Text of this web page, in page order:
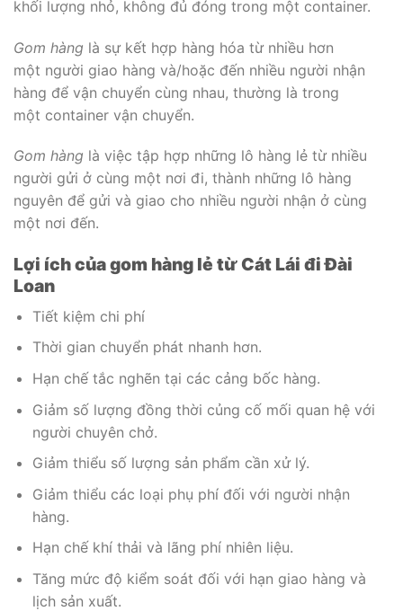
khối lượng nhỏ, không đủ đóng trong một container.
Gom hàng là sự kết hợp hàng hóa từ nhiều hơn
một người giao hàng và/hoặc đến nhiều người nhận
hàng để vận chuyển cùng nhau, thường là trong
một container vận chuyển.
Gom hàng là việc tập hợp những lô hàng lẻ từ nhiều
người gửi ở cùng một nơi đi, thành những lô hàng
nguyên để gửi và giao cho nhiều người nhận ở cùng
một nơi đến.
Lợi ích của gom hàng lẻ từ Cát Lái đi Đài
Loan
Tiết kiệm chi phí
Thời gian chuyển phát nhanh hơn.
Hạn chế tắc nghẽn tại các cảng bốc hàng.
Giảm số lượng đồng thời củng cố mối quan hệ với
người chuyên chở.
Giảm thiểu số lượng sản phẩm cần xử lý.
Giảm thiểu các loại phụ phí đối với người nhận
hàng.
Hạn chế khí thải và lãng phí nhiên liệu.
Tăng mức độ kiểm soát đối với hạn giao hàng và
lịch sản xuất.